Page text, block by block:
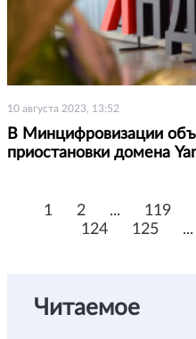
10 августа 2023, 13:52
В Минцифровизации
приостановки домена
1 2 ... 119
124
125 ...
Читаемое